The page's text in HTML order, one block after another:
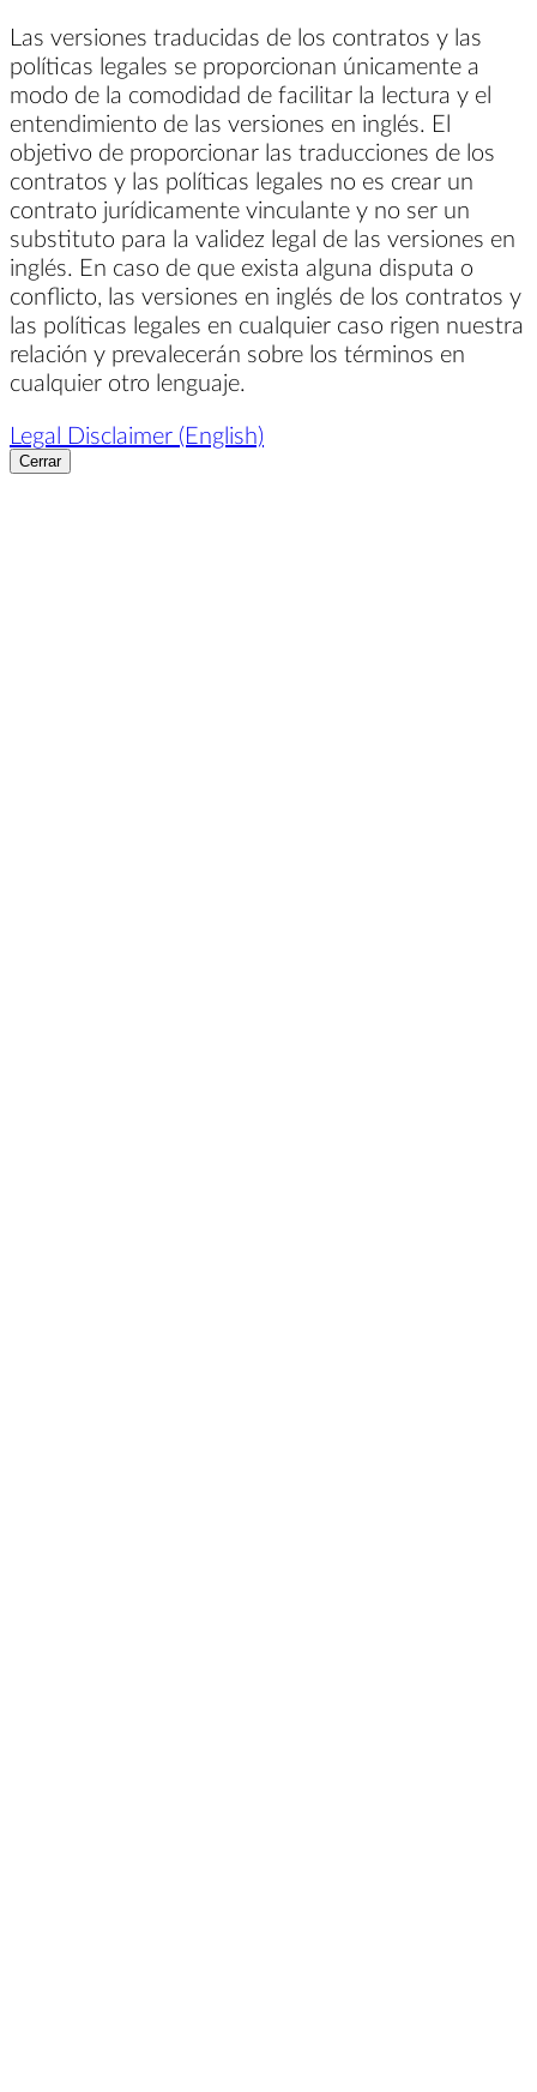
Las versiones traducidas de los contratos y las
políticas legales se proporcionan únicamente a
modo de la comodidad de facilitar la lectura y el
entendimiento de las versiones en inglés. El
objetivo de proporcionar las traducciones de los
contratos y las políticas legales no es crear un
contrato jurídicamente vinculante y no ser un
substituto para la validez legal de las versiones en
inglés. En caso de que exista alguna disputa o
conflicto, las versiones en inglés de los contratos y
las políticas legales en cualquier caso rigen nuestra
relación y prevalecerán sobre los términos en
cualquier otro lenguaje.
Legal Disclaimer (English)
Cerrar